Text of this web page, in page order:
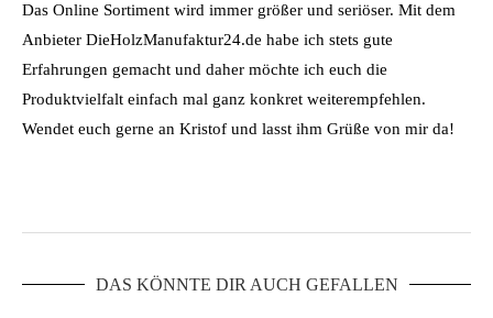
Das Online Sortiment wird immer größer und seriöser. Mit dem
Anbieter DieHolzManufaktur24.de habe ich stets gute
Erfahrungen gemacht und daher möchte ich euch die
Produktvielfalt einfach mal ganz konkret weiterempfehlen.
Wendet euch gerne an Kristof und lasst ihm Grüße von mir da!
DAS KÖNNTE DIR AUCH GEFALLEN